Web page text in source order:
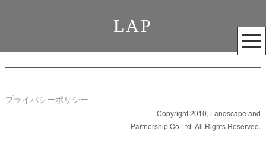
LAP
メ
ニ
ュ
開
く
プライバシーポリシー
Copyright 2010, Landscape and
Partnership Co Ltd. All Rights Reserved.